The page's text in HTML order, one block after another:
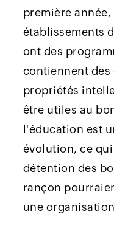
première
établissements
ont des
contiennent des
propriétés
être utiles au
l'éducation est
évolution, ce
détention des
rançon
une